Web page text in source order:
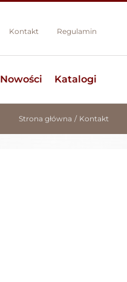
Kontakt Regulamin
Nowości Katalogi
Strona główna Kontakt